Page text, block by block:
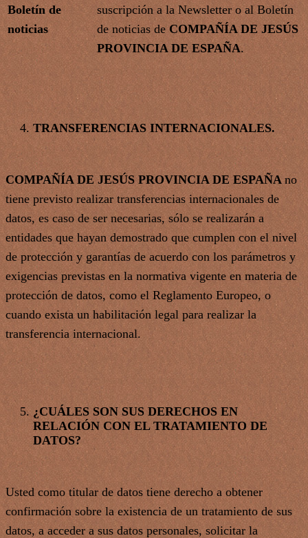
Boletín de
noticias
suscripción a la Newsletter o al Boletín
de noticias de COMPAÑÍA DE JESÚS
PROVINCIA DE ESPAÑA.
TRANSFERENCIAS INTERNACIONALES.
COMPAÑÍA DE JESÚS PROVINCIA DE ESPAÑA no
tiene previsto realizar transferencias internacionales de
datos, es caso de ser necesarias, sólo se realizarán a
entidades que hayan demostrado que cumplen con el nivel
de protección y garantías de acuerdo con los parámetros y
exigencias previstas en la normativa vigente en materia de
protección de datos, como el Reglamento Europeo, o
cuando exista un habilitación legal para realizar la
transferencia internacional.
¿CUÁLES SON SUS DERECHOS EN
RELACIÓN CON EL TRATAMIENTO DE
DATOS?
Usted como titular de datos tiene derecho a obtener
confirmación sobre la existencia de un tratamiento de sus
datos, a acceder a sus datos personales, solicitar la